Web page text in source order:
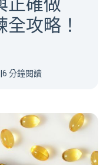
攻略！
6 分鐘閱讀